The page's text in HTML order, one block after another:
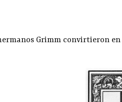
Grimm convirtieron